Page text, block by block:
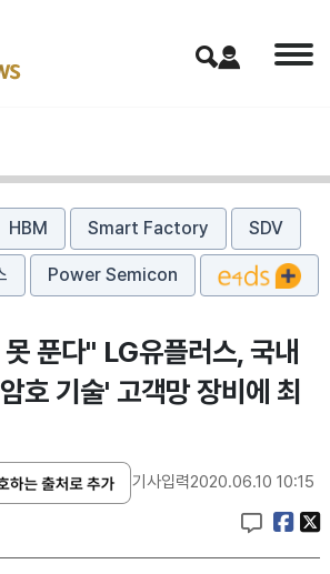
HBM Smart Factory SDV
Power Semicon
푼다" LG유플러스, 국내
호 기술' 고객망 장비에 최
기사입력2020.06.10 10:15